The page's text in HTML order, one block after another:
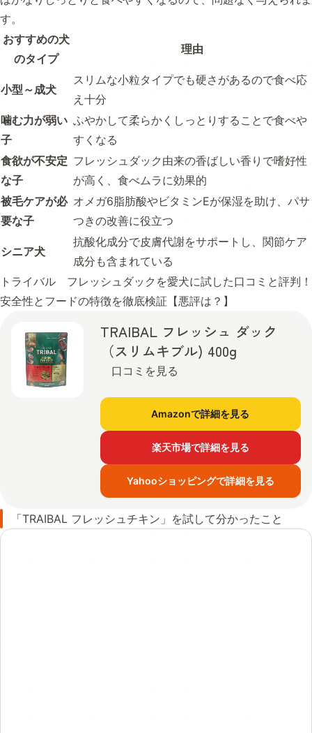
す。
おすすめの犬
のタイプ
理由
小型～成犬
スリムな小粒タイプでも硬さがあるので食べ応
え十分
噛む力が弱い
子
ふやかして柔らかくしっとりすることで食べや
すくなる
食欲が不安定
な子
フレッシュダック由来の香ばしい香りで嗜好性
が高く、食べムラに効果的
被毛ケアが必
要な子
オメガ6脂肪酸やビタミンEが保湿を助け、パサ
つきの改善に役立つ
シニア犬
抗酸化成分で皮膚代謝をサポートし、関節ケア
成分も含まれている
トライバル フレッシュダックを愛犬に試した口コミと評判！
安全性とフードの特徴を徹底検証【悪評は？】
TRAIBAL フレッシュ ダック
（スリムキブル) 400g
口コミを見る
Amazonで詳細を見る
楽天市場で詳細を見る
Yahooショッピングで詳細を見る
「TRAIBAL フレッシュチキン」を試して分かったこと